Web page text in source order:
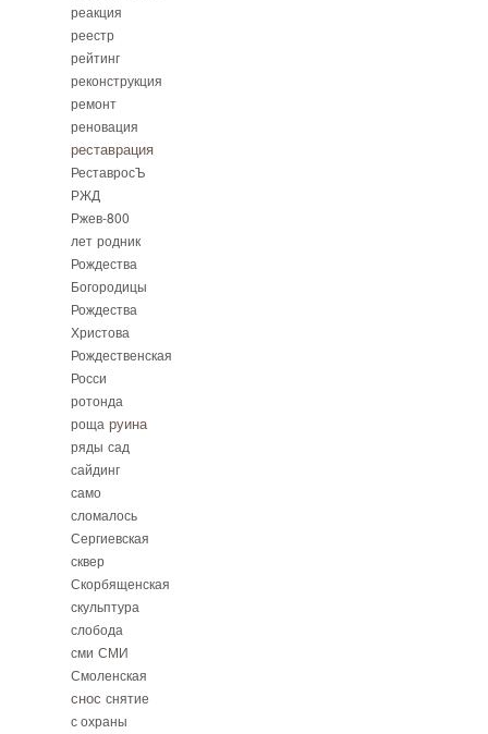
реакция
реестр
рейтинг
реконструкция
ремонт
реновация
реставрация
РеставросЪ
РЖД
Ржев-800
лет родник
Рождества
Богородицы
Рождества
Христова
Рождественская
Росси
ротонда
роща руина
ряды сад
сайдинг
само
сломалось
Сергиевская
сквер
Скорбященская
скульптура
слобода
сми СМИ
Смоленская
снос снятие
с охраны